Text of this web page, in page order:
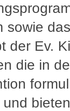
sowie das
der Ev.
die in